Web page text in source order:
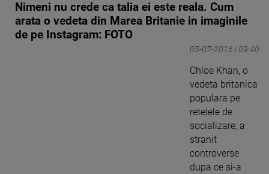
Nimeni nu crede ca talia ei este reala. Cum
arata o vedeta din Marea Britanie in imaginile
de pe Instagram: FOTO
05-07-2016 | 09:40
Chloe Khan, o
vedeta britanica
populara pe
retelele de
socializare, a
stranit
controverse
dupa ce si-a